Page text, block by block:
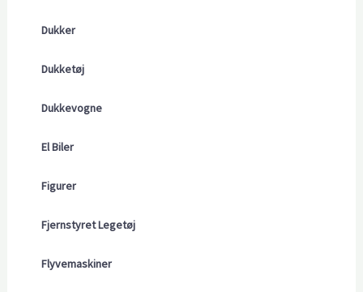
Dukker
Dukketøj
Dukkevogne
El Biler
Figurer
Fjernstyret Legetøj
Flyvemaskiner